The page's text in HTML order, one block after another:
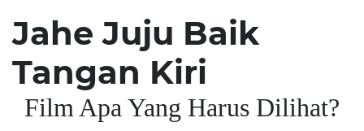
Jahe Juju Baik
Tangan Kiri
Film Apa Yang Harus Dilihat?